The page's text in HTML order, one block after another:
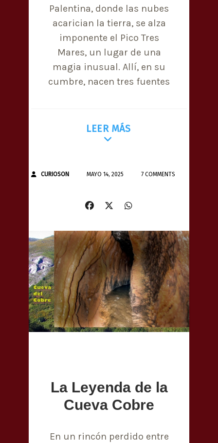
Palentina, donde las nubes
acarician la tierra, se alza
imponente el Pico Tres
Mares, un lugar de una
magia inusual. Allí, en su
cumbre, nacen tres fuentes
LEER MÁS
CURIOSON MAYO 14, 2025 7 COMMENTS
La Leyenda de la
Cueva Cobre
En un rincón perdido entre